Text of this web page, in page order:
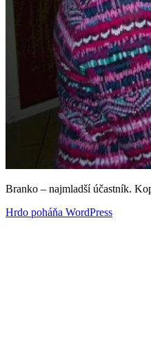
Branko – najmladší účastník.
Hrdo poháňa WordPress